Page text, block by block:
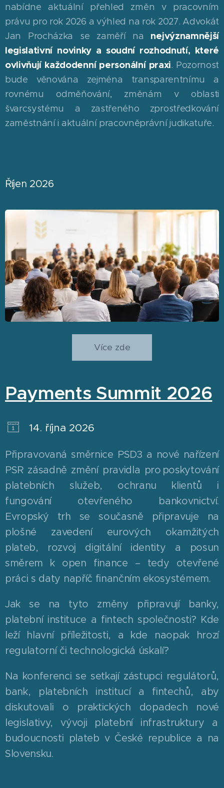
nabídne aktuální přehled změn v pracovním
právu pro rok 2026 a výhled na rok 2027. Advokát
Jan Procházka se zaměří na nejvýznamnější
legislativní novinky a soudní rozhodnutí, které
ovlivňují každodenní personální praxi. Pozornost
bude věnována zejména transparentnímu a
rovnému odměňování, změnám v oblasti
švarcsystému a zastřeného zprostředkování
zaměstnání i aktuální pracovněprávní judikatuře.
Říjen 2026
Více zde
Payments Summit 2026
14. října 2026
Připravovaná směrnice PSD3 a nové nařízení
PSR zásadně změní pravidla pro poskytování
platebních služeb, ochranu klientů i
fungování otevřeného bankovnictví.
Evropský trh se současně připravuje na
plošné zavedení eurových okamžitých
plateb, rozvoj digitální identity a posun
směrem k open finance – tedy otevřené
práci s daty napříč finančním ekosystémem.
Jak se na tyto změny připravují banky,
platební instituce a fintech společnosti? Kde
leží hlavní příležitosti, a kde naopak hrozí
regulatorní či technologická úskalí?
Na konferenci se setkají zástupci regulátorů,
bank, platebních institucí a fintechů, aby
diskutovali o praktických dopadech nové
legislativy, vývoji platební infrastruktury a
budoucnosti plateb v České republice a na
Slovensku.